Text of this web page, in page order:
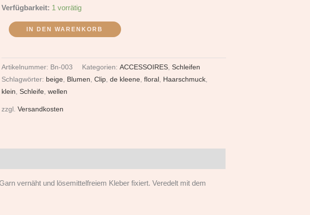
Verfügbarkeit: 1 vorrätig
IN DEN WARENKORB
Artikelnummer: Bn-003 Kategorien: ACCESSOIRES, Schleifen
Schlagwörter: beige, Blumen, Clip, de kleene, floral , Haarschmuck,
klein, Schleife, wellen
zzgl. Versandkosten
vernäht und lösemittelfreiem Kleber fixiert. Veredelt mit dem